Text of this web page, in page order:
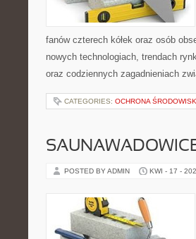
fanów czterech kółek oraz osób
nowych technologiach, trendach
oraz codziennych zagadnieniach
CATEGORIES: OCHRONA
POSTED BY ADMIN KWI - 17 -